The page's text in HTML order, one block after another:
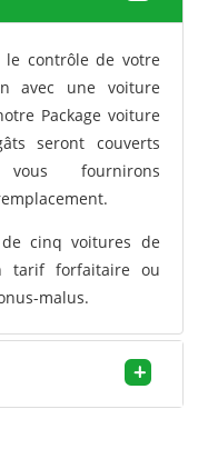
le contrôle de votre
avec une voiture
Package voiture
seront couverts
fournirons
cinq voitures de
tarif forfaitaire ou
malus.